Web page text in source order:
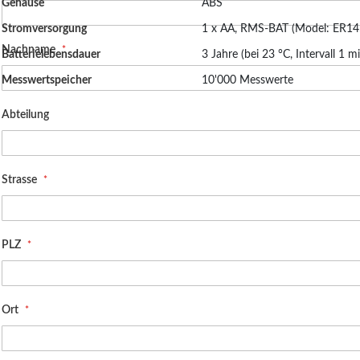
Gehäuse ABS
Stromversorgung 1 x AA, RMS-BAT (Model:
Batterielebensdauer 3 Jahre (bei 23 °C, Intervall 1
Messwertspeicher 10'000 Messwerte
Mini Logger Short Instruction Manual
2023-12-19 03:43:31
RMS-MLOG-X-868/915 FirmwareSize: (886.71 KB)
RMS-MLOG-868 EC Declaration of ConformitySize: (134.53 KB)
Nachname
Abteilung
Strasse
PLZ
Ort